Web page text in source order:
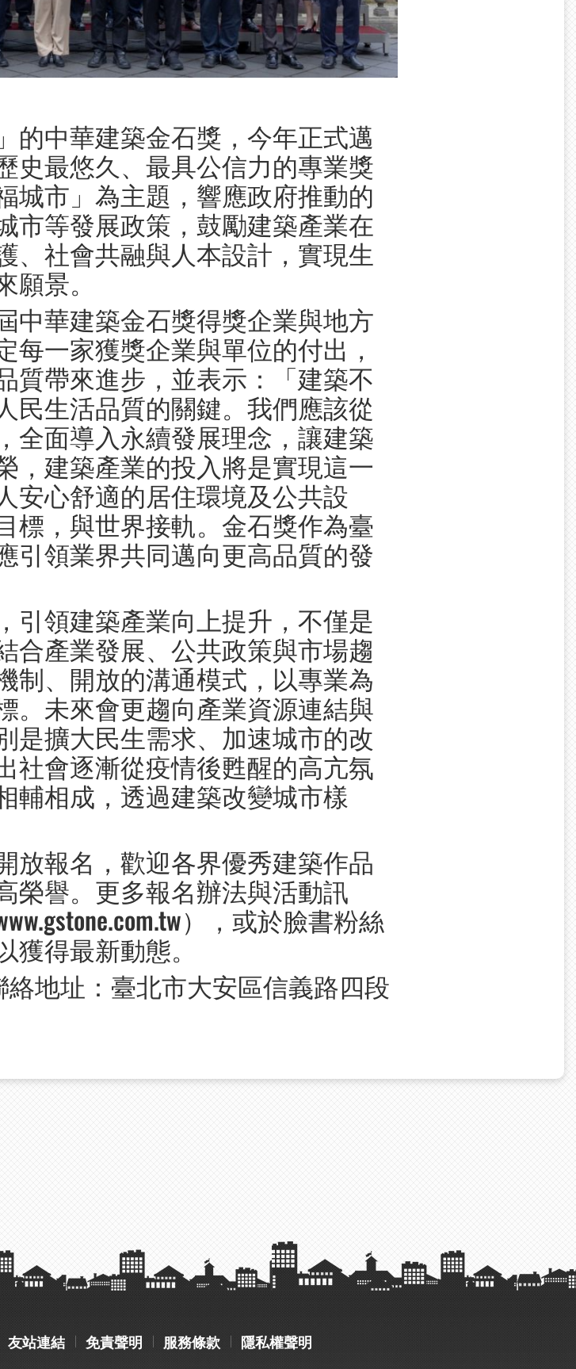
的中華建築金石獎，今年正式邁
史最悠久、最具公信力的專業獎
城市」為主題，響應政府推動的
市等發展政策，鼓勵建築產業在
、社會共融與人本設計，實現生
景。
中華建築金石獎得獎企業與地方
一家獲獎企業與單位的付出，
質帶來進步，並表示：「建築不
民生活品質的關鍵。我們應該從
全面導入永續發展理念，讓建築
，建築產業的投入將是實現這一
安心舒適的居住環境及公共設
標，與世界接軌。金石獎作為臺
引領業界共同邁向更高品質的發
引領建築產業向上提升，不僅是
合產業發展、公共政策與市場趨
制、開放的溝通模式，以專業為
。未來會更趨向產業資源連結與
是擴大民生需求、加速城市的改
社會逐漸從疫情後甦醒的高亢氛
輔相成，透過建築改變城市樣
放報名，歡迎各界優秀建築作品
榮譽。更多報名辦法與活動訊
），或於臉書粉絲
得最新動態。
絡地址：臺北市大安區信義路四段
友站連結 免責聲明 服務條款 隱私權聲明